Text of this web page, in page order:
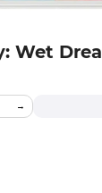
Wet